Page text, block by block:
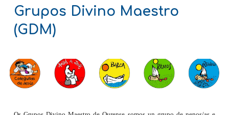
Grupos Divino Maestro
(GDM)